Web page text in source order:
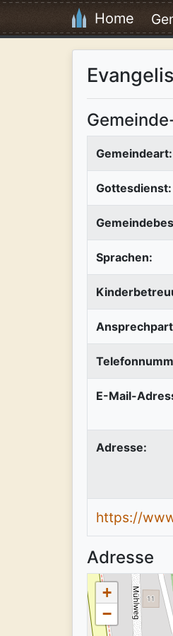
Home
Gemeindeart:
Gottesdienst:
Sprachen:
E-Mail-
Adresse:
https://
Adresse
+
−